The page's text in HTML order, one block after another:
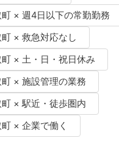
× 週4日以下の常勤勤務
× 救急対応なし
× 土・日・祝日休み
× 施設管理の業務
× 駅近・徒歩圏内
× 企業で働く